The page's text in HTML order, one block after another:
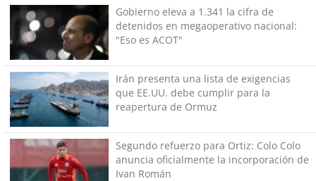
Gobierno eleva a 1.341 la cifra de
detenidos en megaoperativo nacional:
"Eso es ACOT"
Irán presenta una lista de exigencias
que EE.UU. debe cumplir para la
reapertura de Ormuz
Segundo refuerzo para Ortiz: Colo Colo
anuncia oficialmente la incorporación de
Ivan Román